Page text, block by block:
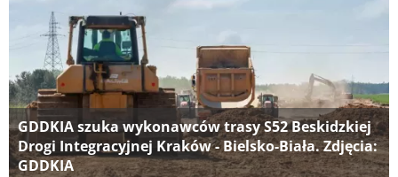
GDDKIA szuka wykonawców trasy S52 Beskidzkiej
Drogi Integracyjnej Kraków - Bielsko-Biała. Zdjęcia:
GDDKIA